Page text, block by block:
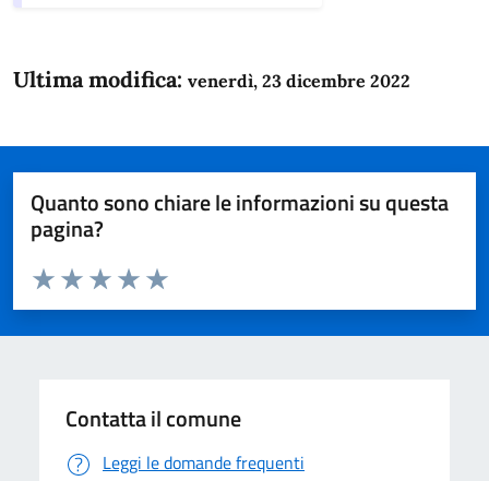
Ultima modifica: venerdì, 23 dicembre 2022
Quanto sono chiare le informazioni su questa
pagina?
Domanda
Valuta da 1 a 5 stelle la pagina
Valuta 5 stelle su 5
Valuta 4 stelle su 5
Valuta 3 stelle su 5
Valuta 2 stelle su 5
Valuta 1 stelle su 5
Contatta il comune
Leggi le domande frequenti